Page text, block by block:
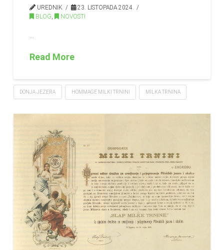
UREDNIK
23. LISTOPADA 2024.
BLOG, NOVOSTI
Read More
DONJA JEZERA HOMMAGE MILKI TRNINI MILKA TRNINA